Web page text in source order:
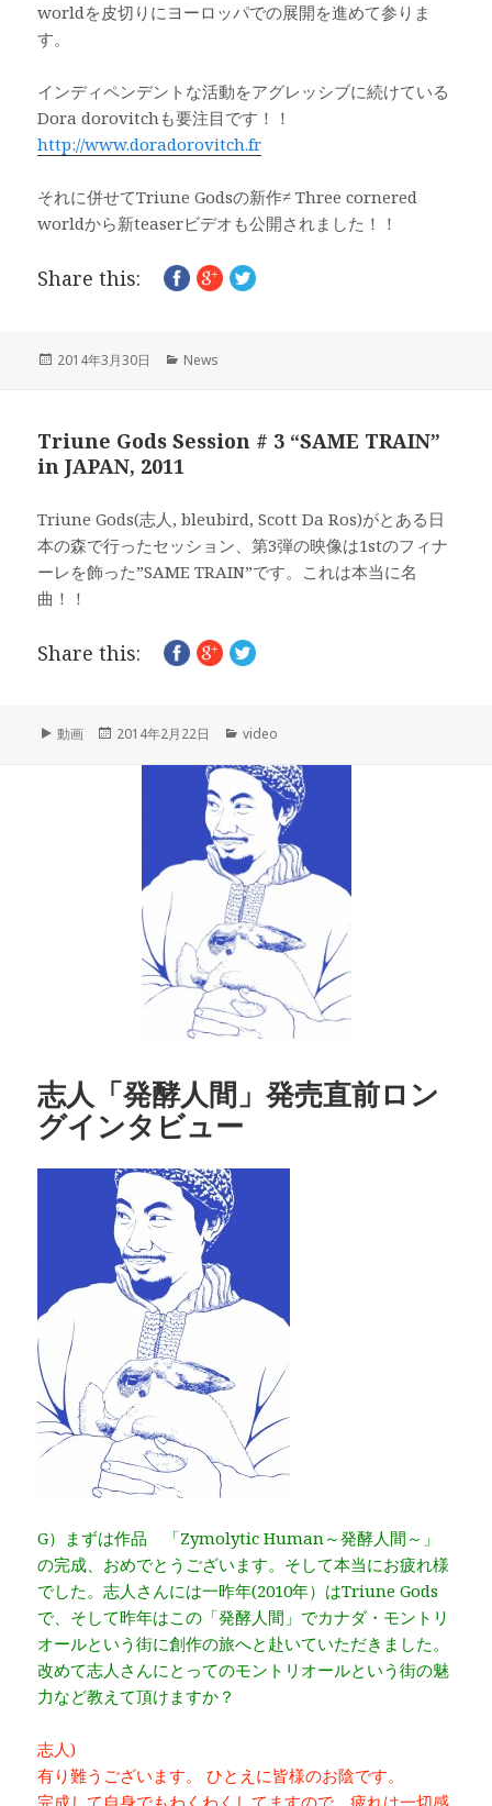
worldを皮切りにヨーロッパでの展開を進めて参りま
す。
インディペンデントな活動をアグレッシブに続けている
Dora dorovitchも要注目です！！
http://www.doradorovitch.fr
それに併せてTriune Godsの新作≠ Three cornered
worldから新teaserビデオも公開されました！！
Share this:
投
2014年3月30日
カ
ー
News
Triune Gods Session # 3 “SAME TRAIN”
in JAPAN, 2011
Triune Gods(志人, bleubird, Scott Da Ros)がとある日
本の森で行ったセッション、第3弾の映像は1stのフィナ
ーレを飾った”SAME TRAIN”です。これは本当に名
曲！！
Share this:
フ
動画
投
2014年2月22日
カ
ゴ
リ
ー
video
志人「発酵人間」発売直前ロン
グインタビュー
G）まずは作品 「Zymolytic Human～発酵人間～」
の完成、おめでとうございます。そして本当にお疲れ様
でした。志人さんには一昨年(2010年）はTriune Gods
で、そして昨年はこの「発酵人間」でカナダ・モントリ
オールという街に創作の旅へと赴いていただきました。
改めて志人さんにとってのモントリオールという街の魅
力など教えて頂けますか？
志人)
有り難うございます。 ひとえに皆様のお陰です。
完成して自身でもわくわくしてますので、疲れは一切感